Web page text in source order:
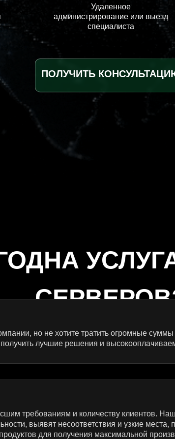
Удаленное
администрирование или выезд
специалиста
ПОЛУЧИТЬ
но не хотите тратить огромные
лучшие решения и
требованиям и количеству клиентов.
выявят несоответствия и узкие
для получения максимальной